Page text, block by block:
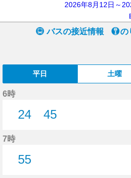
2026年8月12日～
バスの接近情報 の
平日 土曜
6時
24
45
7時
55